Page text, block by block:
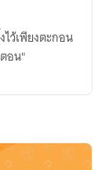
ไว้เพียงตะกอน
อน"